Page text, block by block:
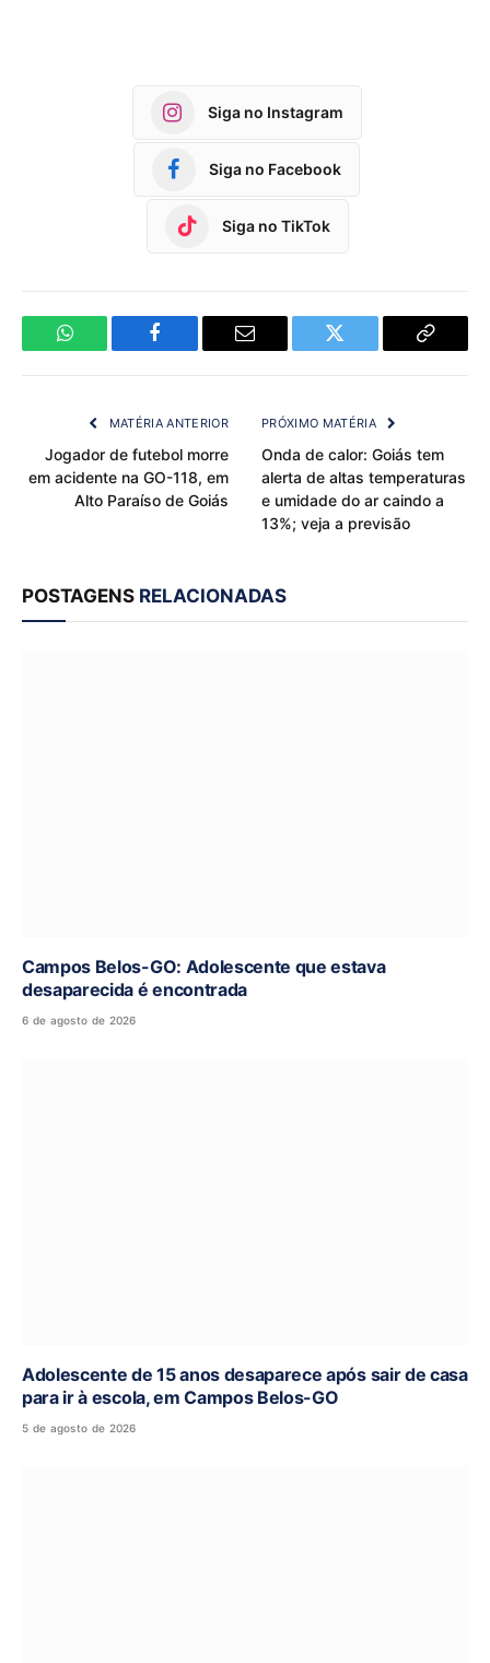
Siga no Instagram
Siga no Facebook
Siga no TikTok
WhatsApp Facebook Email Twitter
Copy
MATÉRIA ANTERIOR
Jogador de futebol morre
em acidente na GO-118, em
Alto Paraíso de Goiás
PRÓXIMO MATÉRIA
Onda de calor: Goiás tem
alerta de altas temperaturas
e umidade do ar caindo a
13%; veja a previsão
POSTAGENS RELACIONADAS
Campos Belos-GO: Adolescente que estava
desaparecida é encontrada
6 de agosto de 2026
Adolescente de 15 anos desaparece após sair de casa
para ir à escola, em Campos Belos-GO
5 de agosto de 2026